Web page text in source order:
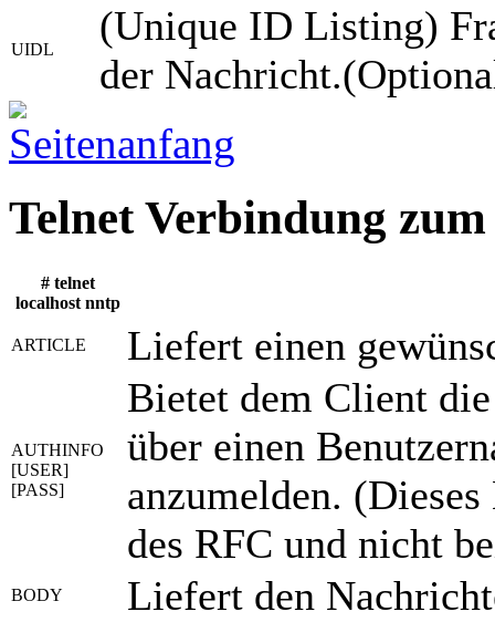
UIDL
(Unique ID Listing)
der
Telnet Verbindung
# telnet
localhost nntp
ARTICLE Liefert einen
AUTHINFO
[USER]
[PASS]
Bietet dem Client
über einen
anzumelden.
des RFC und nicht
BODY Liefert den